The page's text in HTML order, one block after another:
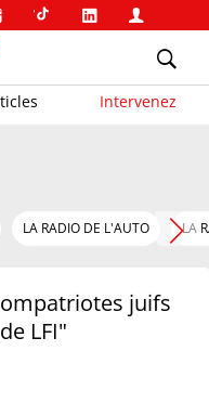
Intervenez
LA RADIO DE L'AUTO LA
juifs
LFI"